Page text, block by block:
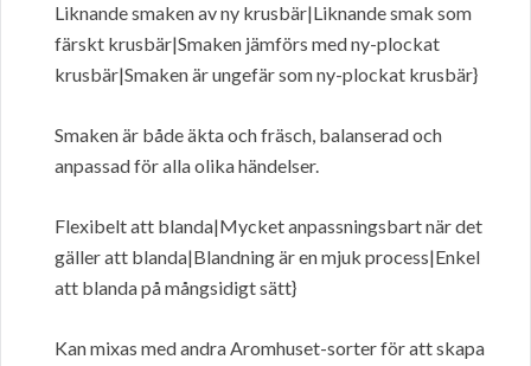
Liknande smaken av ny krusbär|Liknande smak som
färskt krusbär|Smaken jämförs med ny-plockat
krusbär|Smaken är ungefär som ny-plockat krusbär}
Smaken är både äkta och fräsch, balanserad och
anpassad för alla olika händelser.
Flexibelt att blanda|Mycket anpassningsbart när det
gäller att blanda|Blandning är en mjuk process|Enkel
att blanda på mångsidigt sätt}
Kan mixas med andra Aromhuset-sorter för att skapa